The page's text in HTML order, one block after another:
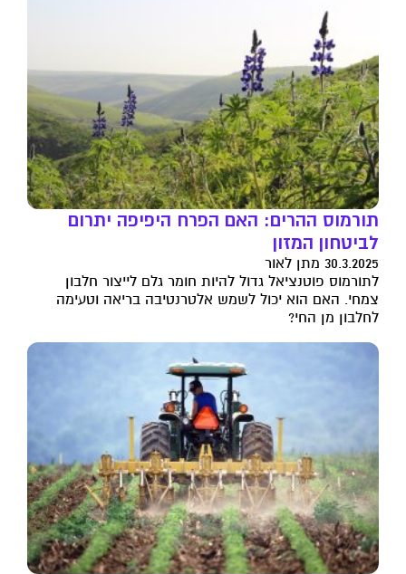
תורמוס ההרים: האם הפרח היפיפה יתרום
לביטחון המזון
30.3.2025 מתן לאור
לתורמוס פוטנציאל גדול להיות חומר גלם לייצור חלבון
צמחי. האם הוא יכול לשמש אלטרנטיבה בריאה וטעימה
לחלבון מן החי?